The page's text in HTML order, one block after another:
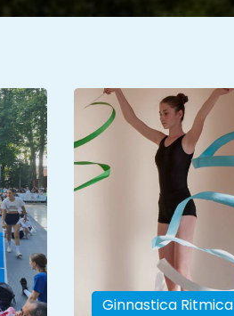
Ginnastica Ritmica